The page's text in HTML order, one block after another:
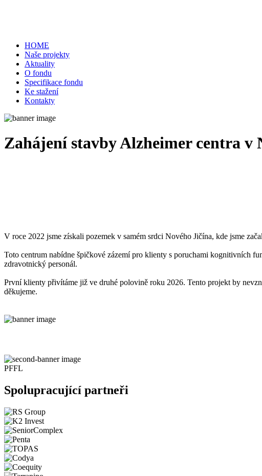
HOME
Naše projekty
Aktuality
O fondu
Specifikace fondu
Ke stažení
Kontakty
Zahájení stavby Alzheimer centra v
V roce 2022 jsme získali pozemek v samém srdci Nového Jičína, kde jsme
Toto centrum nabídne špičkové zázemí pro klienty s poruchami kognitivních
zdravotnický personál.
První klienty přivítáme již ve druhé polovině roku 2026. Tento projekt by
děkujeme.
PFFL
Spolupracující partneři